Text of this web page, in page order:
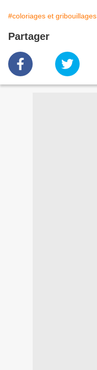
#coloriages et gribouillages
Partager